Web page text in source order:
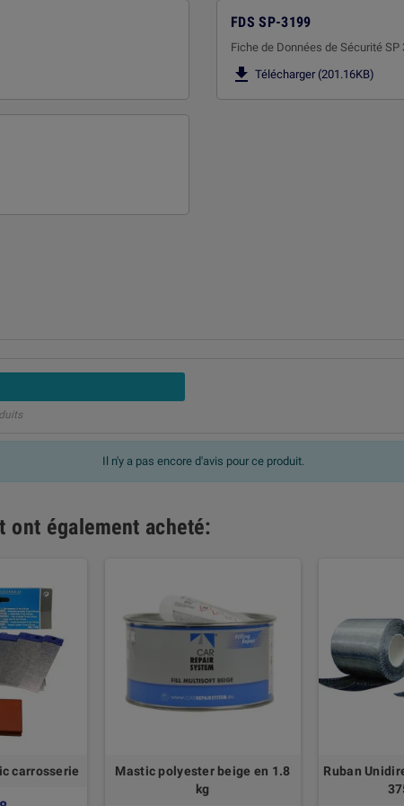
FDS SP-3199
Fiche de Données de Sécurité SP
 Télécharger (201.16KB)
Il n'y a pas encore d'avis pour ce produit.
également acheté:
carrosserie
Mastic polyester beige en 1.8
kg
Ruban